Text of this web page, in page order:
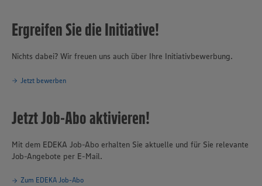
Ergreifen Sie die Initiative!
Nichts dabei? Wir freuen uns auch über Ihre Initiativbewerbung.
Jetzt bewerben
Jetzt Job-Abo aktivieren!
Mit dem EDEKA Job-Abo erhalten Sie aktuelle und für Sie relevante
Job-Angebote per E-Mail.
Zum EDEKA Job-Abo